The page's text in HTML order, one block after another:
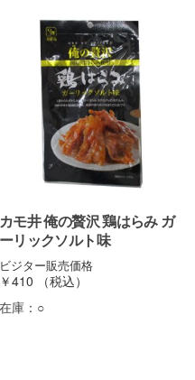
カモ井 俺の贅沢 鶏はらみ ガ
ーリックソルト味
ビジター販売価格
￥410
（税込）
在庫： ○